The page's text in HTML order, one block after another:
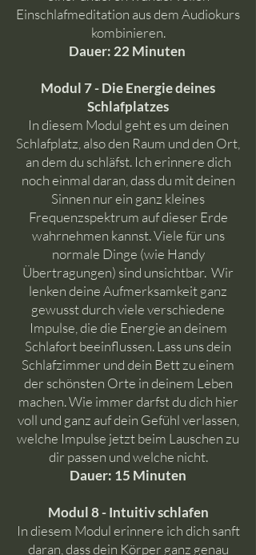
Einschlafmeditation aus dem Audiokurs
kombinieren.
Dauer: 22 Minuten
Modul 7 - Die Energie deines
Schlafplatzes
In diesem Modul geht es um deinen
Schlafplatz, also den Raum und den Ort,
an dem du schläfst. Ich erinnere dich
noch einmal daran, dass du mit deinen
Sinnen nur ein ganz kleines
Frequenzspektrum auf dieser Erde
wahrnehmen kannst. Viele für uns
normale Dinge (wie Handy
Übertragungen) sind unsichtbar. Wir
lenken deine Aufmerksamkeit ganz
gewusst durch viele verschiedene
Impulse, die die Energie an deinem
Schlafort beeinflussen. Lass uns dein
Schlafzimmer und dein Bett zu einem
der schönsten Orte in deinem Leben
machen. Wie immer darfst du dich hier
voll und ganz auf dein Gefühl verlassen,
welche Impulse jetzt beim Lauschen zu
dir passen und welche nicht.
Dauer: 15 Minuten
Modul 8 - Intuitiv schlafen
In diesem Modul erinnere ich dich sanft
daran, dass dein Körper ganz genau